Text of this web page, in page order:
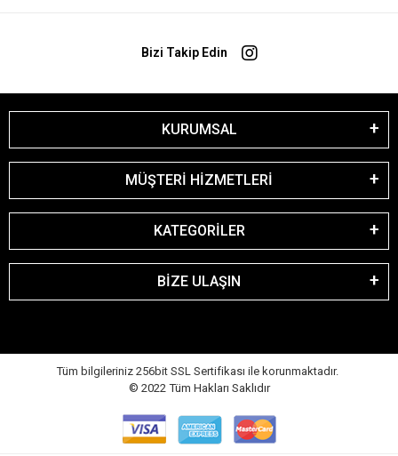
Bizi Takip Edin
KURUMSAL
MÜŞTERİ HİZMETLERİ
KATEGORİLER
BİZE ULAŞIN
Tüm bilgileriniz 256bit SSL Sertifikası ile korunmaktadır.
© 2022 Tüm Hakları Saklıdır